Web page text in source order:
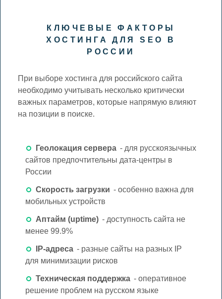
КЛЮЧЕВЫЕ ФАКТОРЫ
ХОСТИНГА ДЛЯ SEO В
РОССИИ
При выборе хостинга для российского сайта
необходимо учитывать несколько критически
важных параметров, которые напрямую влияют
на позиции в поиске.
Геолокация сервера - для русскоязычных
сайтов предпочтительны дата-центры в
России
Скорость загрузки - особенно важна для
мобильных устройств
Аптайм (uptime) - доступность сайта не
менее 99.9%
IP-адреса - разные сайты на разных IP
для минимизации рисков
Техническая поддержка - оперативное
решение проблем на русском языке